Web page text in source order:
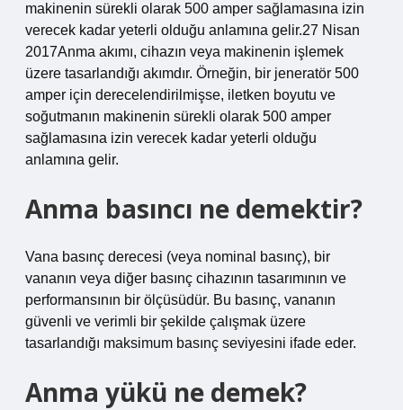
makinenin sürekli olarak 500 amper sağlamasına izin
verecek kadar yeterli olduğu anlamına gelir.27 Nisan
2017Anma akımı, cihazın veya makinenin işlemek
üzere tasarlandığı akımdır. Örneğin, bir jeneratör 500
amper için derecelendirilmişse, iletken boyutu ve
soğutmanın makinenin sürekli olarak 500 amper
sağlamasına izin verecek kadar yeterli olduğu
anlamına gelir.
Anma basıncı ne demektir?
Vana basınç derecesi (veya nominal basınç), bir
vananın veya diğer basınç cihazının tasarımının ve
performansının bir ölçüsüdür. Bu basınç, vananın
güvenli ve verimli bir şekilde çalışmak üzere
tasarlandığı maksimum basınç seviyesini ifade eder.
Anma yükü ne demek?